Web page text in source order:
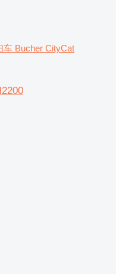
车 Bucher CityCat